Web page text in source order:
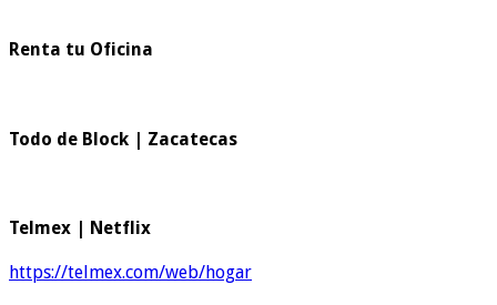
Renta tu Oficina
Todo de Block | Zacatecas
Telmex | Netflix
https://telmex.com/web/hogar